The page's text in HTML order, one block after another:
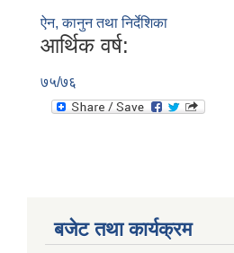
ऐन, कानुन तथा निर्देशिका
आर्थिक वर्ष:
७५/७६
बजेट तथा कार्यक्रम